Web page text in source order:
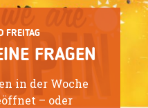
FREITAG
FRAGEN
in der Woche
– oder